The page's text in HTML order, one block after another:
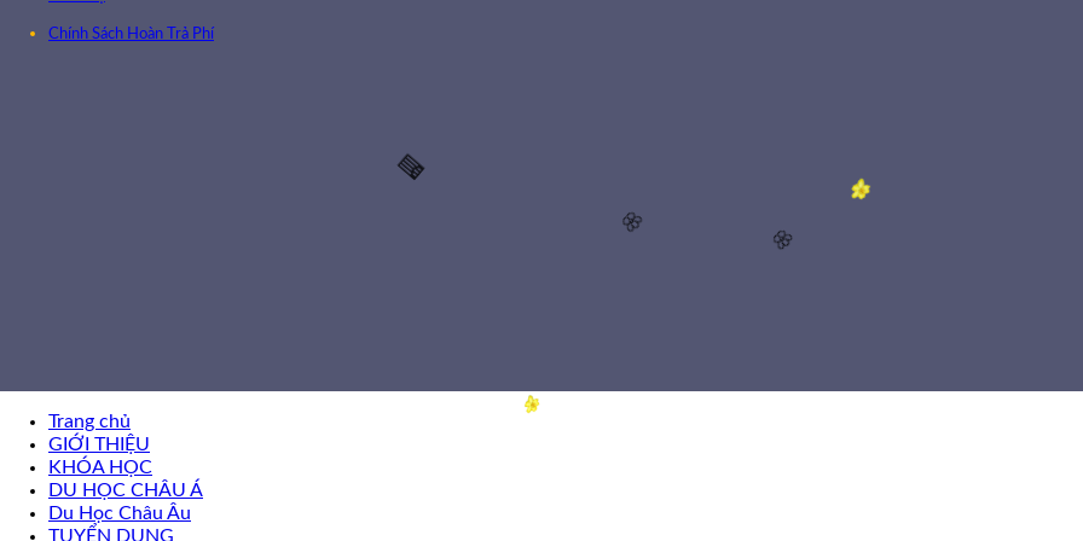
Chính Sách Hoàn Trả Phí
Trang chủ
GIỚI THIỆU
KHÓA HỌC
DU HỌC CHÂU Á
Du Học Châu Âu
TUYỂN DỤNG